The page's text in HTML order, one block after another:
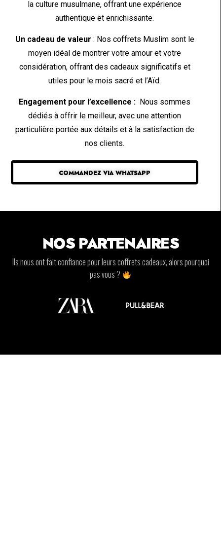
la culture musulmane, offrant une expérience
authentique et enrichissante.
Un cadeau de valeur : Nos coffrets Muslim sont le
moyen idéal de montrer votre amour et votre
considération, offrant des cadeaux significatifs et
utiles pour le mois sacré et l’Aïd.
Engagement pour l’excellence : Nous sommes
dédiés à offrir le meilleur, avec une attention
particulière portée aux détails et à la satisfaction de
nos clients.
COMMANDEZ VIA WHATSAPP
NOS PARTENAIRES
Ils nous ont fait confiance pour leurs coffrets cadeaux, alors pourquoi
pas vous ?